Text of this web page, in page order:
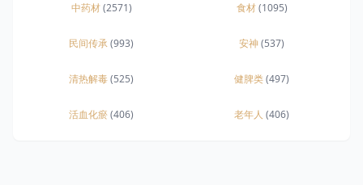
中药材(2571) 食材(1095)
民间传承(993) 安神(537)
清热解毒(525) 健脾类(497)
活血化瘀(406) 老年人 (406)